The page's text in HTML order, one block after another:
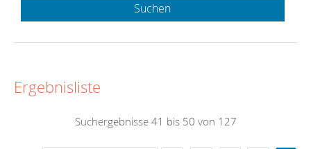
Suchen
Ergebnisliste
Suchergebnisse 41 bis 50 von 127